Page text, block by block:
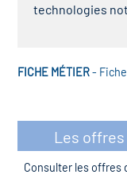
technologies
FICHE MÉTIER-
Les
Consulter les offres